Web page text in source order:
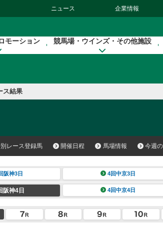
ニュース 企業情報
モーション 競馬場・ウインズ・その他施設
ス結果
レース登録馬 開催日程 馬場情報 今週
阪神3日 4回中京3日
阪神4日 4回中京4日